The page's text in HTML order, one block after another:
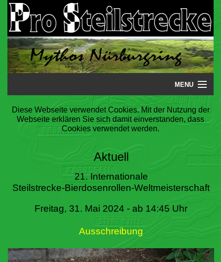
MENU
Startseite
Steilstrecke
Literatur
Termine
Diese Webseite verwendet Cookies. Mit der Nutzung der
Webseite erklären Sie sich damit einverstanden, dass
Cookies verwendet werden.
Aktuell
21. Internationale
Steilstrecke-Bierdosenrollen-Weltmeisterschaft
Freitag, 31. Mai 2024 - ab 14:45 Uhr
Ausschreibung